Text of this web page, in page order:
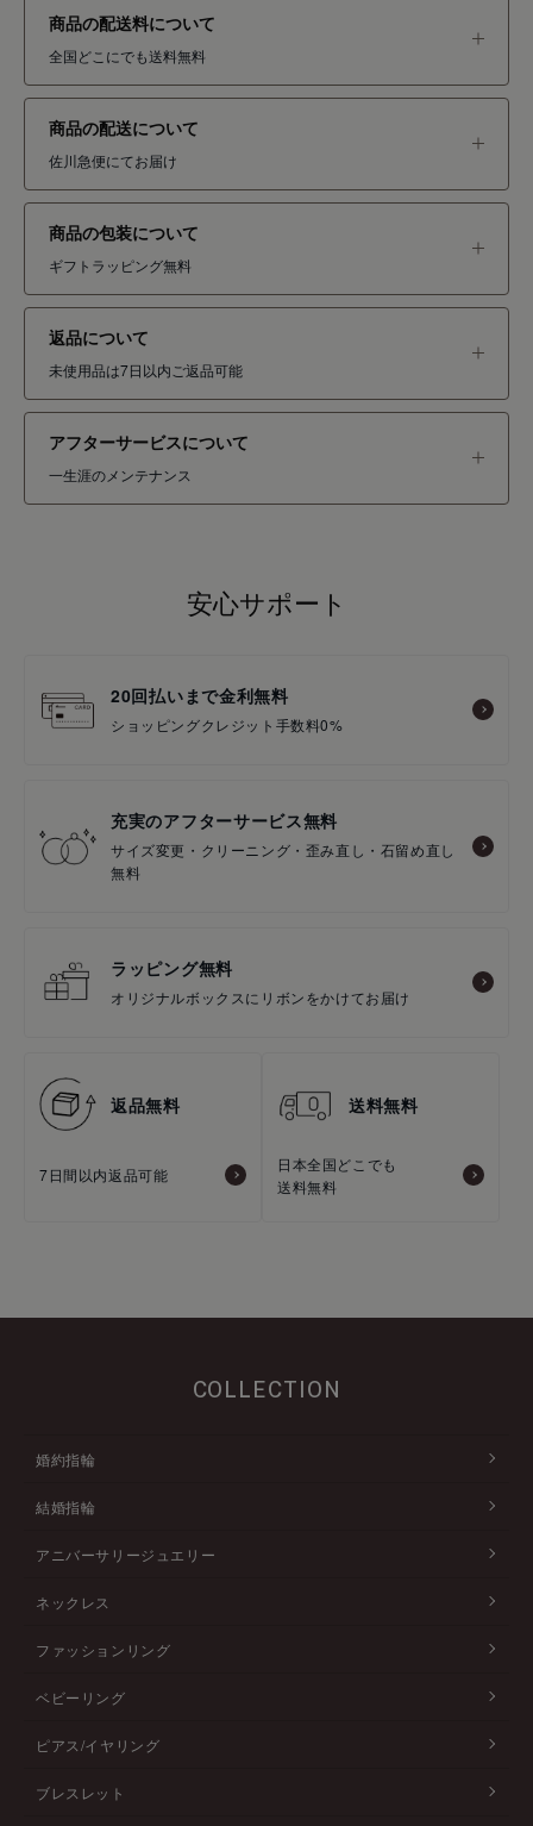
商品の配送料について
全国どこにでも送料無料
商品の配送について
佐川急便にてお届け
商品の包装について
ギフトラッピング無料
返品について
未使用品は7日以内ご返品可能
アフターサービスについて
一生涯のメンテナンス
安心サポート
20回払いまで金利無料
ショッピングクレジット手数料0%
充実のアフターサービス無料
サイズ変更・クリーニング・歪み直し・石留め直し
無料
ラッピング無料
オリジナルボックスにリボンをかけてお届け
返品無料
7日間以内返品可能
送料無料
日本全国どこでも
送料無料
COLLECTION
婚約指輪
結婚指輪
アニバーサリージュエリー
ネックレス
ファッションリング
ベビーリング
ピアス/イヤリング
ブレスレット